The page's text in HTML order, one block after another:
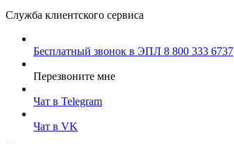
Служба клиентского сервиса
Бесплатный звонок в ЭПЛ 8 800 333 6737
Перезвоните мне
Чат в Telegram
Чат в VK